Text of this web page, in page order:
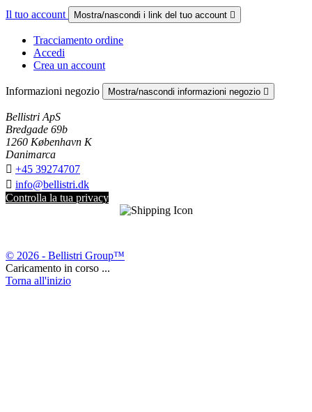
Il tuo account Mostra/nascondi i link del tuo account 
Tracciamento ordine
Accedi
Crea un account
Informazioni negozio Mostra/nascondi informazioni negozio 
Bellistri ApS
Bredgade 69b
1260 København K
Danimarca
 +45 39274707
 info@bellistri.dk
Controlla la tua privacy
© 2026 - Bellistri Group™
Caricamento in corso ...
Torna all'inizio